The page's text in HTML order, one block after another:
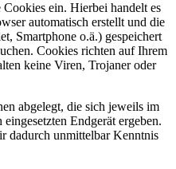
Cookies ein. Hierbei handelt es
automatisch erstellt und die
Smartphone o.ä.) gespeichert
Cookies richten auf Ihrem
keine Viren, Trojaner oder
abgelegt, die sich jeweils im
Endgerät ergeben.
dadurch unmittelbar Kenntnis